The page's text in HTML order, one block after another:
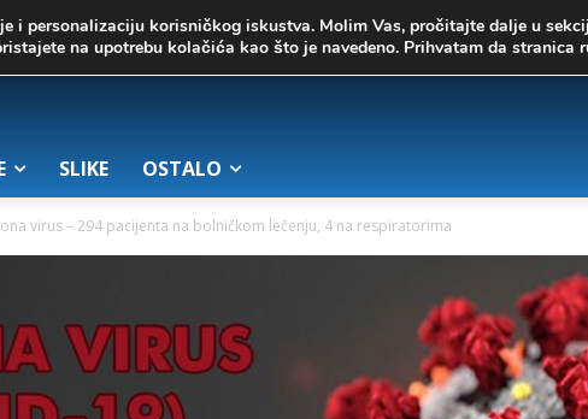
SLIKE OSTALO
virus – 294 pacijenta na bolničkom lečenju, 4 na respiratorima
i personalizaciju korisničkog iskustva. Molim Vas, pročitajte dalje u
na upotrebu kolačića kao što je navedeno. Prihvatam da stranica